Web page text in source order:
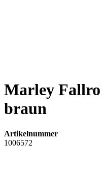
Marley
braun
Artikelnummer
1006572